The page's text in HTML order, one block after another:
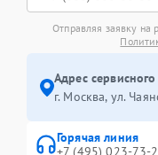
Отправляя заявку на
Адрес
г. Москва, ул.
Горячая линия
+7 (495) 023-73-